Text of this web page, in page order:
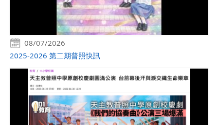
08/07/2026
2025-2026 第二期普照快訊